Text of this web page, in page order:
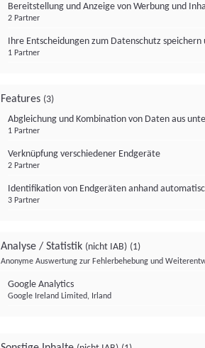
Bereitstellung und Anzeige von Werbung und
2 Partner
Ihre Entscheidungen zum Datenschutz
1 Partner
Features (3)
Abgleichung und Kombination von Daten aus
1 Partner
Verknüpfung verschiedener Endgeräte
2 Partner
Identifikation von Endgeräten anhand
3 Partner
Analyse / Statistik (nicht IAB) (1)
Anonyme Auswertung zur Fehlerbehebung und
Google Analytics
Google Ireland Limited, Irland